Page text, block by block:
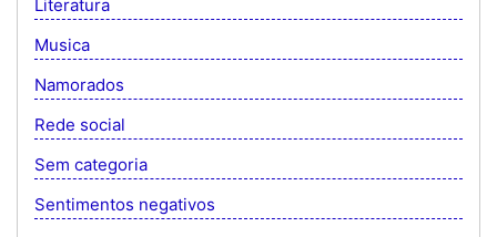
Literatura
Musica
Namorados
Rede social
Sem categoria
Sentimentos negativos